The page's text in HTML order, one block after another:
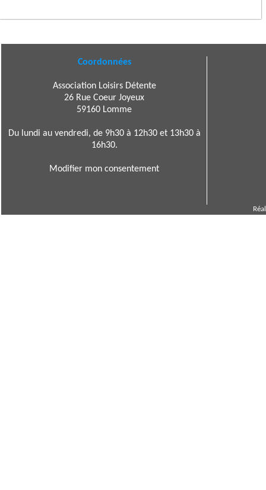
Coordonnées
Association Loisirs Détente
26 Rue Coeur Joyeux
59160 Lomme
Du lundi au vendredi, de 9h30 à 12h30 et 13h30 à
16h30.
Modifier mon consentement